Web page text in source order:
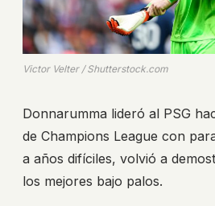
Victor Velter / Shutterstock.com
Donnarumma lideró al PSG
de Champions League con
a años difíciles, volvió a
los mejores bajo palos.